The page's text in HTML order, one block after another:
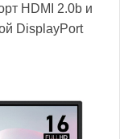
HDMI 2.0b и
DisplayPort